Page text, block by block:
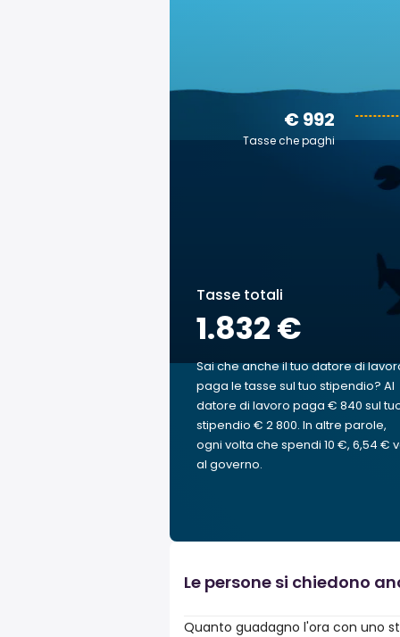
€ 992
Tasse che paghi
Tasse totali
1.832 €
Sai che anche il tuo datore di
paga le tasse sul tuo stipendio? Al
datore di lavoro paga € 840 sul
stipendio € 2 800. In altre parole,
ogni volta che spendi 10 €, 6,54 €
al governo.
Le persone si chiedono
Quanto guadagno l'ora con uno